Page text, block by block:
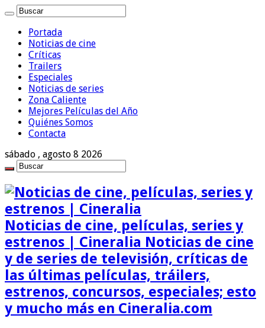
Portada
Noticias de cine
Críticas
Trailers
Especiales
Noticias de series
Zona Caliente
Mejores Películas del Año
Quiénes Somos
Contacta
sábado , agosto 8 2026
Noticias de cine, películas, series y
estrenos | Cineralia Noticias de cine
y de series de televisión, críticas de
las últimas películas, tráilers,
estrenos, concursos, especiales; esto
y mucho más en Cineralia.com